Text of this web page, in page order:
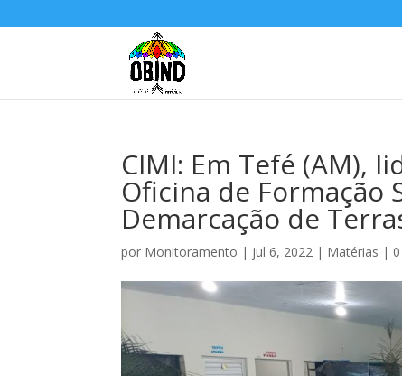
CIMI: Em Tefé (AM),
Oficina de Formação
Demarcação de
por Monitoramento | jul 6, 2022 | Matérias |